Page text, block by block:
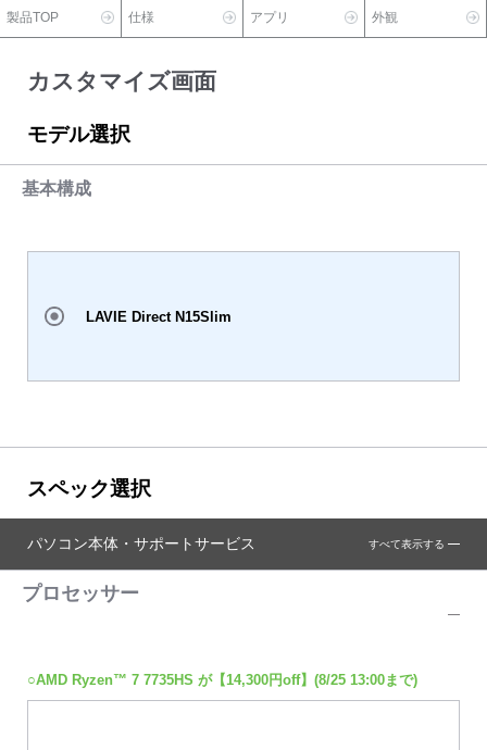
製品TOP 仕様 アプリ 外観
カスタマイズ画面
モデル選択
基本構成
LAVIE Direct N15Slim
スペック選択
パソコン本体・サポートサービス すべて表示する
プロセッサー
○AMD Ryzen™ 7 7735HS が【14,300円off】(8/25 13:00まで)